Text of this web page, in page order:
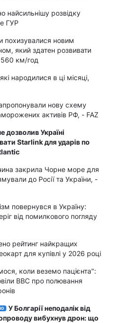
найсильнішу розвідку
ГУР
похизувалися новим
який здатен розвивати
560 км/год
народилися в ці місяці,
нову схему
активів РФ, - FAZ
дозволив Україні
Starlink для ударів по
закрила Чорне море для
до Росії та України, -
повернувся в Україну:
від помилкового погляду
рейтинг найкращих
для купівлі у 2026 році
коли веземо пацієнта":
BBC про полювання
У Болгарії неподалік від
вибухнув дрон: що